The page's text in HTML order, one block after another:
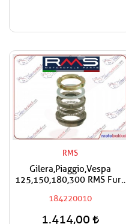
RMS
Gilera,Piaggio,Vespa
125,150,180,300 RMS Furş
Maşa Bilyası
184220010
1.414,00